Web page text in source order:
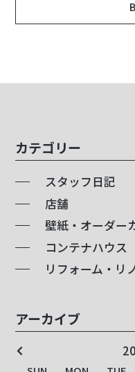
カテゴリー
スタッフ日記
店舗
壁紙・オーダー
コンテナハウス
リフォーム・リ
アーカイブ